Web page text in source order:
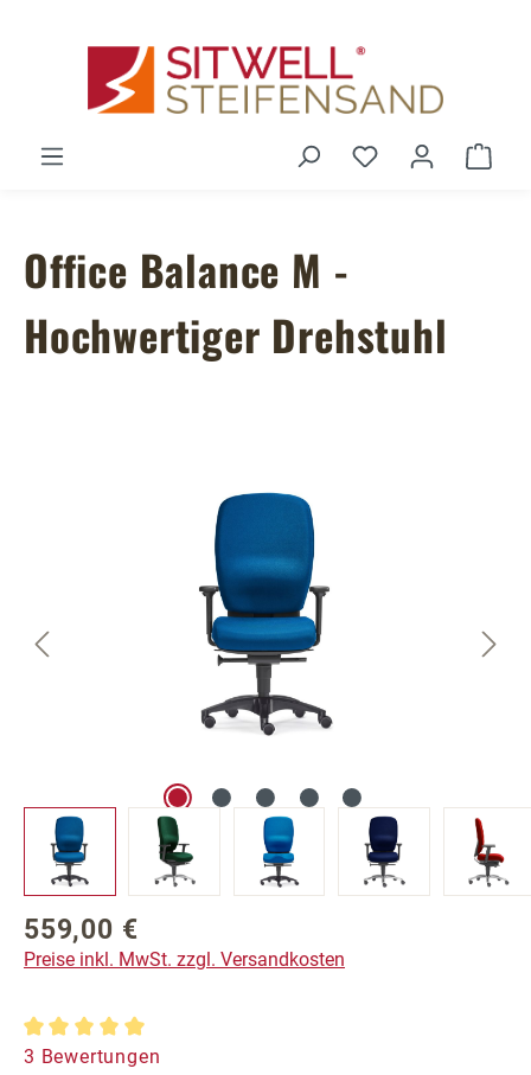
Du hast 0
Office Balance M -
Hochwertiger Drehstuhl
Bildergalerie überspringen
Regulärer Preis:
559,00 €
Preise inkl. MwSt. zzgl. Versandkosten
Durchschnittliche Bewertung von 5 von 5 Sternen
3 Bewertungen